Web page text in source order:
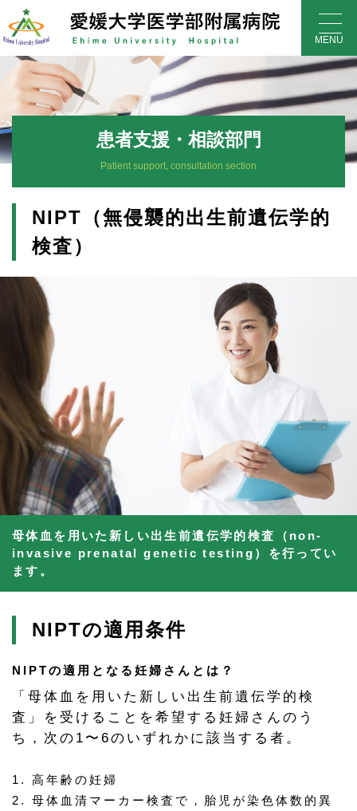
Skip
to
content
MENU
患者支援・相談部門
Patient support, consultation section
NIPT（無侵襲的出生前遺伝学的
検査）
母体血を用いた新しい出生前遺伝学的検査（non-
invasive prenatal genetic testing）を行ってい
ます。
NIPTの適用条件
NIPTの適用となる妊婦さんとは？
「母体血を用いた新しい出生前遺伝学的検
査」を受けることを希望する妊婦さんのう
ち，次の1〜6のいずれかに該当する者。
1. 高年齢の妊婦
2. 母体血清マーカー検査で，胎児が染色体数的異